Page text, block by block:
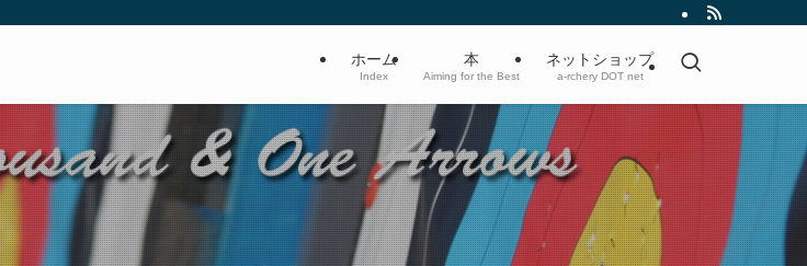
ホーム
Index
本
Aiming for the Best
ネットショップ
a-rchery DOT net